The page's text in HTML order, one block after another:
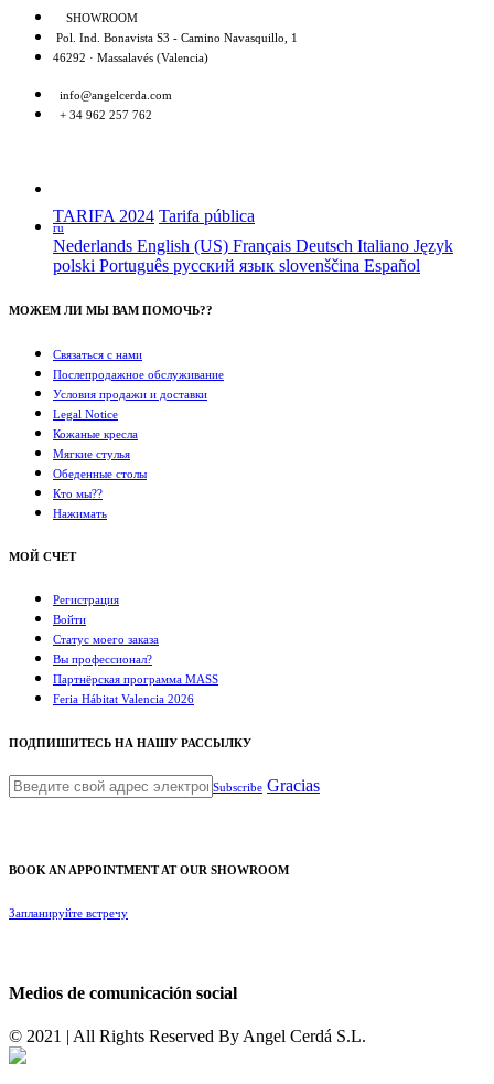
SHOWROOM
Pol. Ind. Bonavista S3 - Camino Navasquillo, 1
46292 · Massalavés (Valencia)
info@angelcerda.com
+ 34 962 257 762
TARIFA 2024 Tarifa pública
ru
Nederlands English (US) Français Deutsch Italiano Język
polski Português русский язык slovenščina Español
МОЖЕМ ЛИ МЫ ВАМ ПОМОЧЬ??
Связаться с нами
Послепродажное обслуживание
Условия продажи и доставки
Legal Notice
Кожаные кресла
Мягкие стулья
Обеденные столы
Кто мы??
Нажимать
МОЙ СЧЕТ
Регистрация
Войти
Статус моего заказа
Вы профессионал?
Партнёрская программа MASS
Feria Hábitat Valencia 2026
ПОДПИШИТЕСЬ НА НАШУ РАССЫЛКУ
Subscribe Gracias
BOOK AN APPOINTMENT AT OUR SHOWROOM
Запланируйте встречу
Medios de comunicación social
© 2021 | All Rights Reserved By Angel Cerdá S.L.